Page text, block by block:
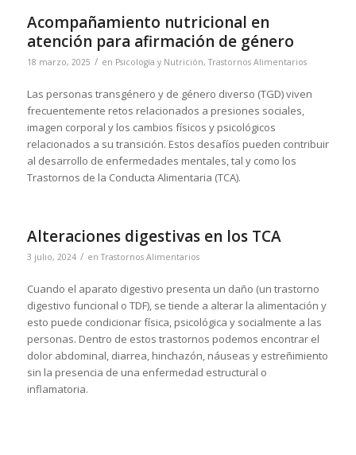
Acompañamiento nutricional en
atención para afirmación de género
18 marzo, 2025 / en Psicología y Nutrición,Trastornos Alimentarios
Las personas transgénero y de género diverso (TGD) viven
frecuentemente retos relacionados a presiones sociales,
imagen corporal y los cambios físicos y psicológicos
relacionados a su transición. Estos desafíos pueden contribuir
al desarrollo de enfermedades mentales, tal y como los
Trastornos de la Conducta Alimentaria (TCA).
Alteraciones digestivas en los TCA
3 julio, 2024 / enTrastornos Alimentarios
Cuando el aparato digestivo presenta un daño (un trastorno
digestivo funcional o TDF), se tiende a alterar la alimentación y
esto puede condicionar física, psicológica y socialmente a las
personas. Dentro de estos trastornos podemos encontrar el
dolor abdominal, diarrea, hinchazón, náuseas y estreñimiento
sin la presencia de una enfermedad estructural o
inflamatoria.